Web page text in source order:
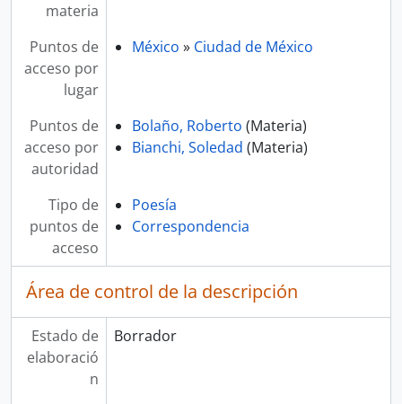
materia
Puntos de
acceso por
lugar
México » Ciudad de México
Puntos de
acceso por
autoridad
Bolaño, Roberto (Materia)
Bianchi, Soledad (Materia)
Tipo de
puntos de
acceso
Poesía
Correspondencia
Área de control de la descripción
Estado de
elaboració
n
Borrador